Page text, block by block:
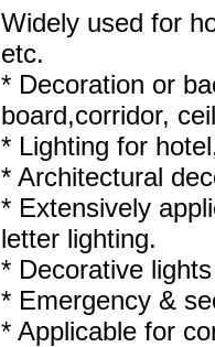
Widely used for
etc.
* Decoration or
board,corridor,
* Lighting for
* Architectural
* Extensively
letter lighting.
* Decorative
* Emergency &
* Applicable for